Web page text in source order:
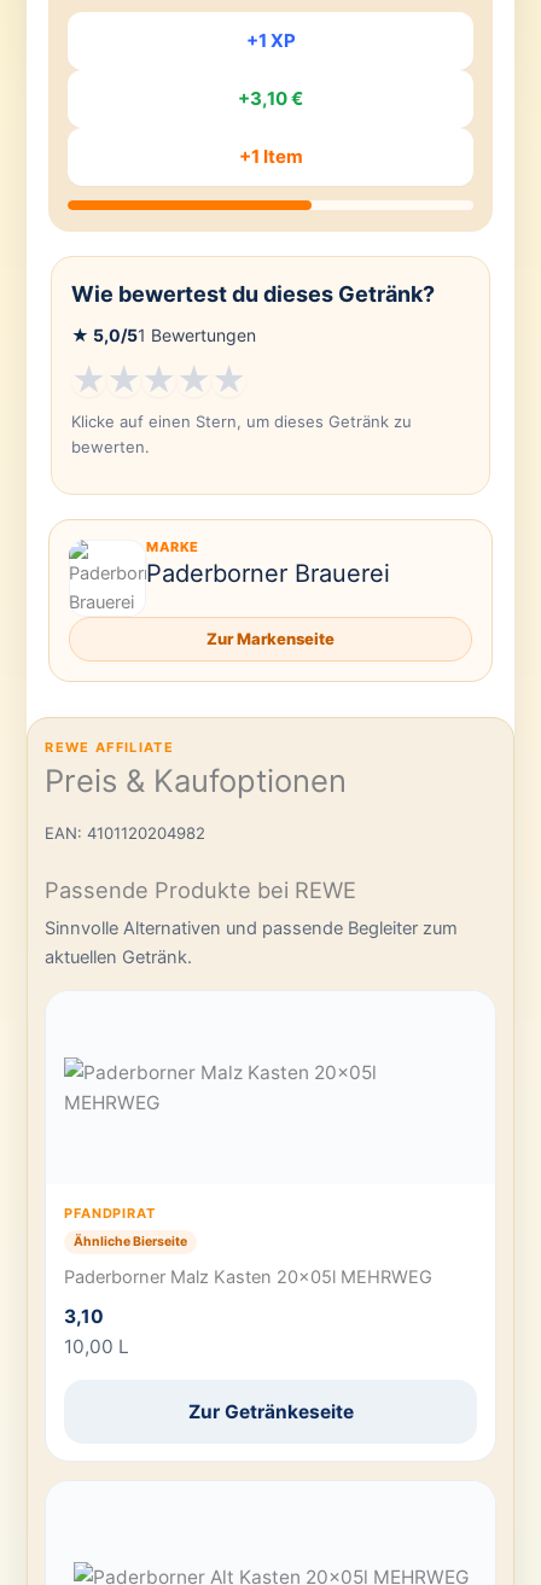
+1 XP
+3,10 €
+1 Item
Wie bewertest du dieses Getränk?
★ 5,0/51 Bewertungen
★★★★★
Klicke auf einen Stern, um dieses Getränk zu
bewerten.
MARKE
Paderborner Brauerei
Zur Markenseite
REWE AFFILIATE
Preis & Kaufoptionen
EAN: 4101120204982
Passende Produkte bei REWE
Sinnvolle Alternativen und passende Begleiter zum
aktuellen Getränk.
PFANDPIRAT
Ähnliche Bierseite
Paderborner Malz Kasten 20x05l MEHRWEG
3,10
10,00 L
Zur Getränkeseite